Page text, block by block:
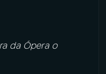
da Ópera o